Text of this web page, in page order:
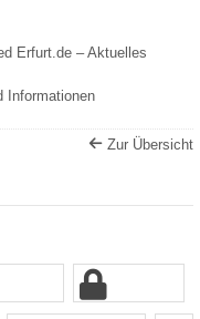
Erfurt.de – Aktuelles
Informationen
Zur Übersicht